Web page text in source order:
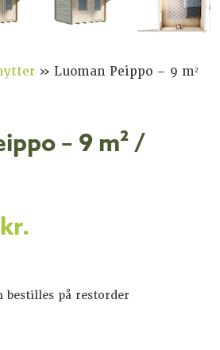
»Luoman Peippo – 9 m²
– 9 m² /
kr.
bestilles på restorder